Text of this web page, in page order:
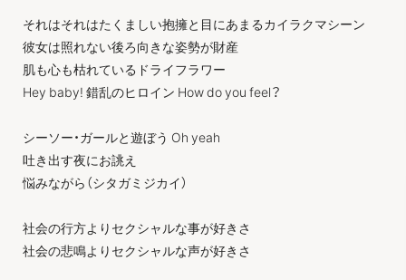
それはそれはたくましい抱擁と目にあまるカイラクマシーン
彼女は照れない後ろ向きな姿勢が財産
肌も心も枯れているドライフラワー
Hey baby! 錯乱のヒロイン How do you feel？
シーソー・ガールと遊ぼう Oh yeah
吐き出す夜にお誂え
悩みながら（シタガミジカイ）
社会の行方よりセクシャルな事が好きさ
社会の悲鳴よりセクシャルな声が好きさ